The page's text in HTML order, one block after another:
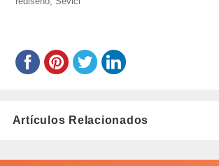
Artículos Relacionados